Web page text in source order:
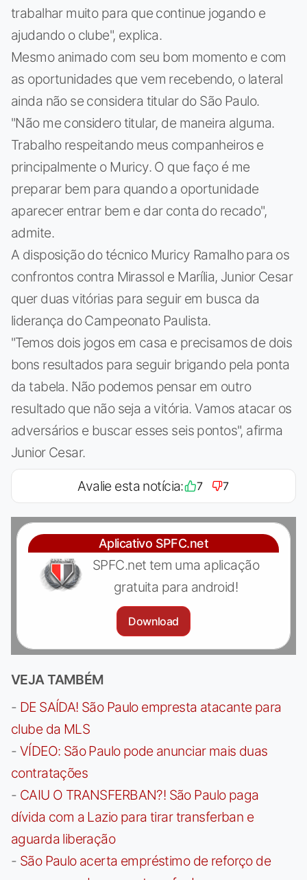
trabalhar muito para que continue jogando e
ajudando o clube", explica.
Mesmo animado com seu bom momento e com
as oportunidades que vem recebendo, o lateral
ainda não se considera titular do São Paulo.
"Não me considero titular, de maneira alguma.
Trabalho respeitando meus companheiros e
principalmente o Muricy. O que faço é me
preparar bem para quando a oportunidade
aparecer entrar bem e dar conta do recado",
admite.
A disposição do técnico Muricy Ramalho para os
confrontos contra Mirassol e Marília, Junior Cesar
quer duas vitórias para seguir em busca da
liderança do Campeonato Paulista.
"Temos dois jogos em casa e precisamos de dois
bons resultados para seguir brigando pela ponta
da tabela. Não podemos pensar em outro
resultado que não seja a vitória. Vamos atacar os
adversários e buscar esses seis pontos", afirma
Junior Cesar.
Avalie esta notícia: 7 7
Aplicativo SPFC.net
SPFC.net tem uma aplicação
gratuita para android!
Download
VEJA TAMBÉM
- DE SAÍDA! São Paulo empresta atacante para
clube da MLS
- VÍDEO: São Paulo pode anunciar mais duas
contratações
- CAIU O TRANSFERBAN?! São Paulo paga
dívida com a Lazio para tirar transferban e
aguarda liberação
- São Paulo acerta empréstimo de reforço de